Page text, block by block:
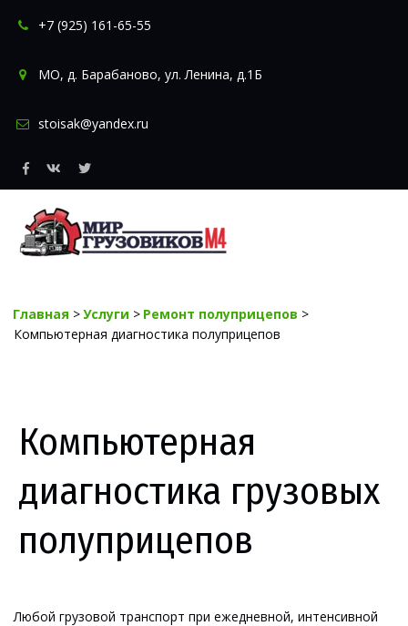
+7 (925) 161-65-55
МО, д. Барабаново, ул. Ленина, д.1Б
stoisak@yandex.ru
Главная > Услуги > Ремонт полуприцепов >
Компьютерная диагностика полуприцепов
Компьютерная
диагностика грузовых
полуприцепов
Любой грузовой транспорт при ежедневной, интенсивной